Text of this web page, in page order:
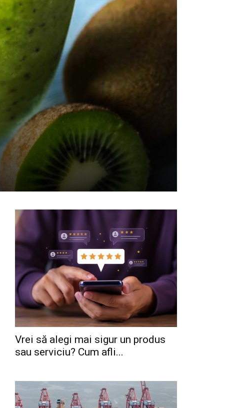
Vrei să alegi mai sigur un produs
sau serviciu? Cum afli...